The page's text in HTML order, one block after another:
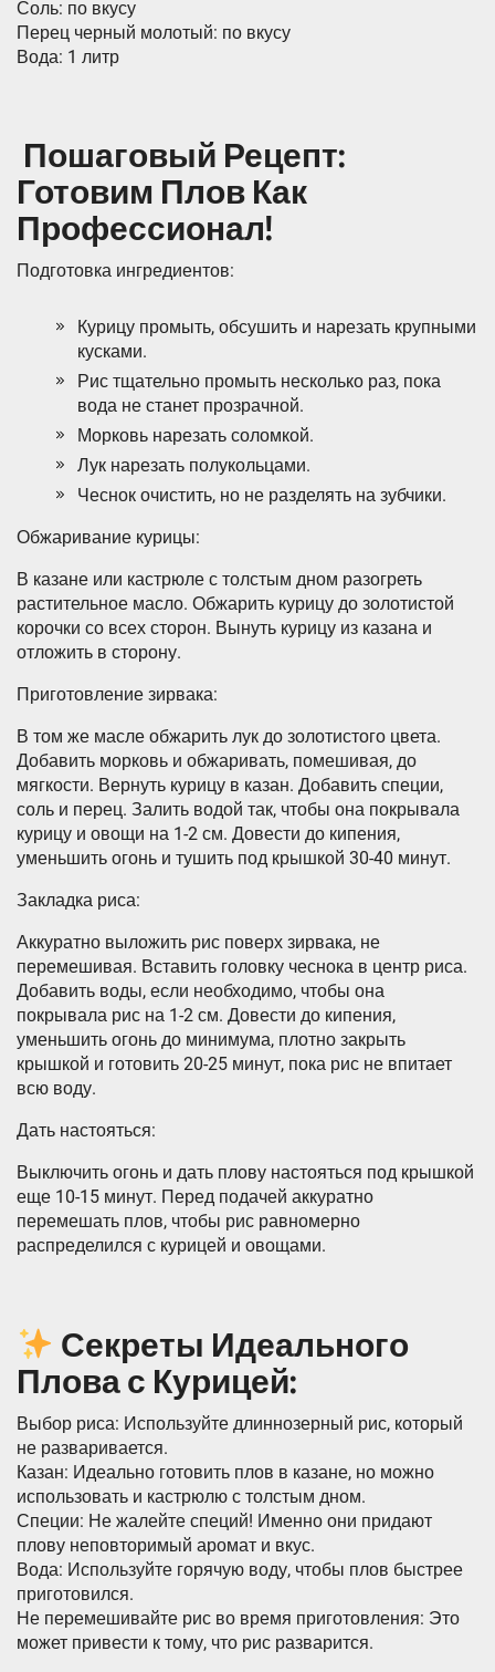
Соль: по вкусу
Перец черный молотый: по вкусу
Вода: 1 литр
‍ Пошаговый Рецепт:
Готовим Плов Как
Профессионал!
Подготовка ингредиентов:
Курицу промыть, обсушить и нарезать крупными
кусками.
Рис тщательно промыть несколько раз, пока
вода не станет прозрачной.
Морковь нарезать соломкой.
Лук нарезать полукольцами.
Чеснок очистить, но не разделять на зубчики.
Обжаривание курицы:
В казане или кастрюле с толстым дном разогреть
растительное масло. Обжарить курицу до золотистой
корочки со всех сторон. Вынуть курицу из казана и
отложить в сторону.
Приготовление зирвака:
В том же масле обжарить лук до золотистого цвета.
Добавить морковь и обжаривать, помешивая, до
мягкости. Вернуть курицу в казан. Добавить специи,
соль и перец. Залить водой так, чтобы она покрывала
курицу и овощи на 1-2 см. Довести до кипения,
уменьшить огонь и тушить под крышкой 30-40 минут.
Закладка риса:
Аккуратно выложить рис поверх зирвака, не
перемешивая. Вставить головку чеснока в центр риса.
Добавить воды, если необходимо, чтобы она
покрывала рис на 1-2 см. Довести до кипения,
уменьшить огонь до минимума, плотно закрыть
крышкой и готовить 20-25 минут, пока рис не впитает
всю воду.
Дать настояться:
Выключить огонь и дать плову настояться под крышкой
еще 10-15 минут. Перед подачей аккуратно
перемешать плов, чтобы рис равномерно
распределился с курицей и овощами.
Секреты Идеального
Плова с Курицей:
Выбор риса: Используйте длиннозерный рис, который
не разваривается.
Казан: Идеально готовить плов в казане, но можно
использовать и кастрюлю с толстым дном.
Специи: Не жалейте специй! Именно они придают
плову неповторимый аромат и вкус.
Вода: Используйте горячую воду, чтобы плов быстрее
приготовился.
Не перемешивайте рис во время приготовления: Это
может привести к тому, что рис разварится.